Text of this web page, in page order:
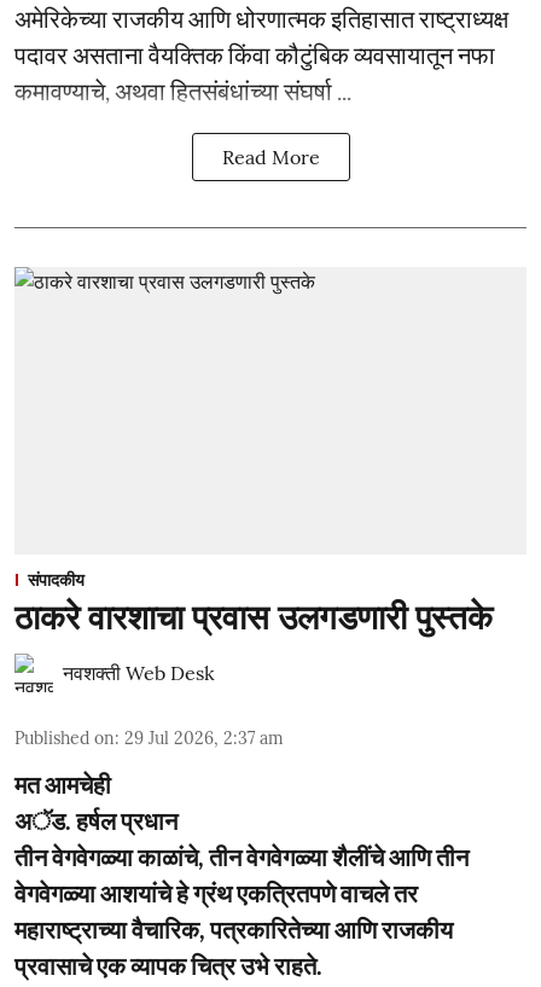
अमेरिकेच्या राजकीय आणि धोरणात्मक इतिहासात राष्ट्राध्यक्ष
पदावर असताना वैयक्तिक किंवा कौटुंबिक व्यवसायातून नफा
कमावण्याचे, अथवा हितसंबंधांच्या संघर्षा ...
Read More
संपादकीय
ठाकरे वारशाचा प्रवास उलगडणारी पुस्तके
नवशक्ती Web Desk
Published on: 29 Jul 2026, 2:37 am
मत आमचेही
अॅड. हर्षल प्रधान
तीन वेगवेगळ्या काळांचे, तीन वेगवेगळ्या शैलींचे आणि तीन
वेगवेगळ्या आशयांचे हे ग्रंथ एकत्रितपणे वाचले तर
महाराष्ट्राच्या वैचारिक, पत्रकारितेच्या आणि राजकीय
प्रवासाचे एक व्यापक चित्र उभे राहते.